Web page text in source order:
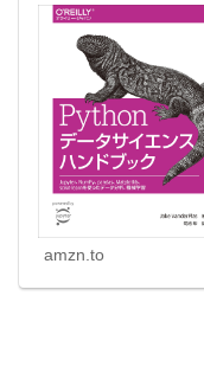
amzn.to